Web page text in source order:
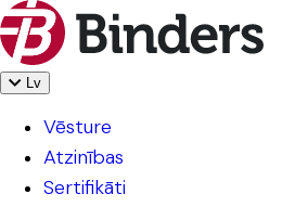
Lv
Vēsture
Atzinības
Sertifikāti